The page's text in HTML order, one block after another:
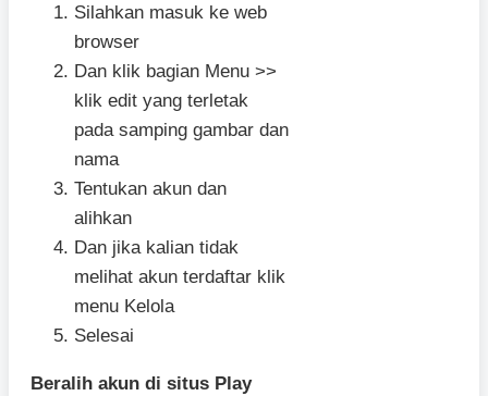
Silahkan masuk ke web
browser
Dan klik bagian Menu >>
klik edit yang terletak
pada samping gambar dan
nama
Tentukan akun dan
alihkan
Dan jika kalian tidak
melihat akun terdaftar klik
menu Kelola
Selesai
Beralih akun di situs Play